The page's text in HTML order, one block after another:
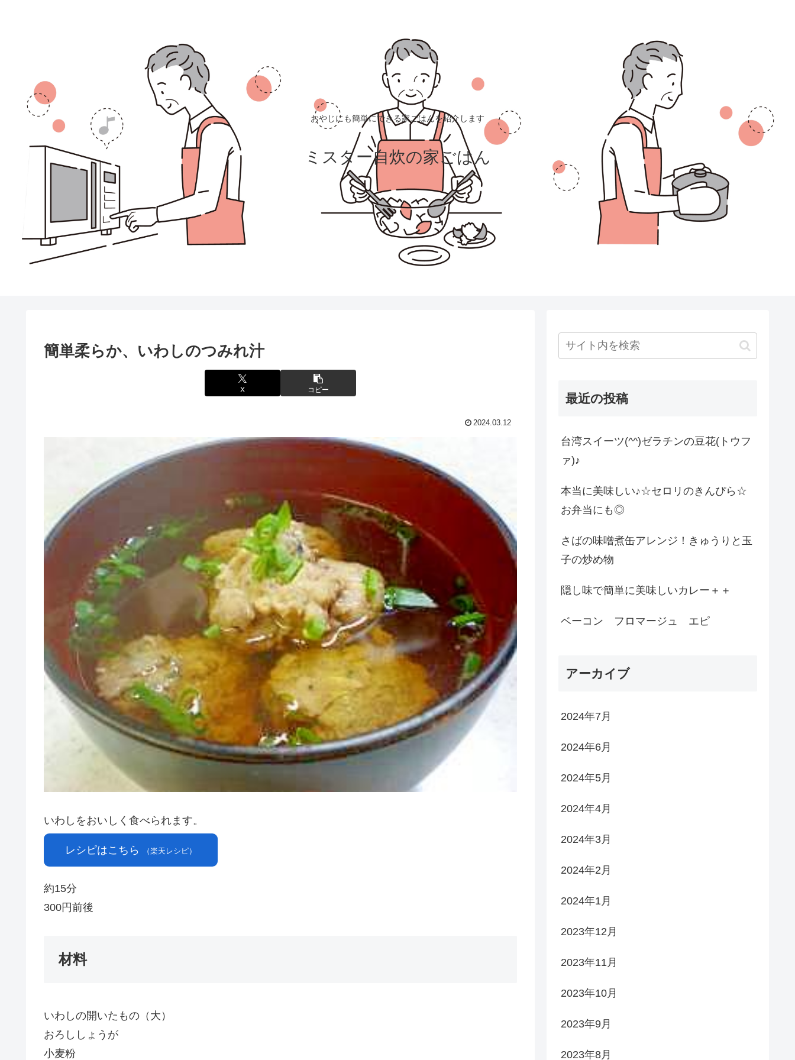
おやじにも簡単にできる家ごはんを紹介します
ミスター自炊の家ごはん
簡単柔らか、いわしのつみれ汁
X コピー
2024.03.12
いわしをおいしく食べられます。
レシピはこちら （楽天レシピ）
約15分
300円前後
材料
いわしの開いたもの（大）
おろししょうが
小麦粉
最近の投稿
台湾スイーツ(^^)ゼラチンの豆花(トウフ
ァ)♪
本当に美味しい♪☆セロリのきんぴら☆
お弁当にも◎
さばの味噌煮缶アレンジ！きゅうりと玉
子の炒め物
隠し味で簡単に美味しいカレー＋＋
ベーコン フロマージュ エピ
アーカイブ
2024年7月
2024年6月
2024年5月
2024年4月
2024年3月
2024年2月
2024年1月
2023年12月
2023年11月
2023年10月
2023年9月
2023年8月